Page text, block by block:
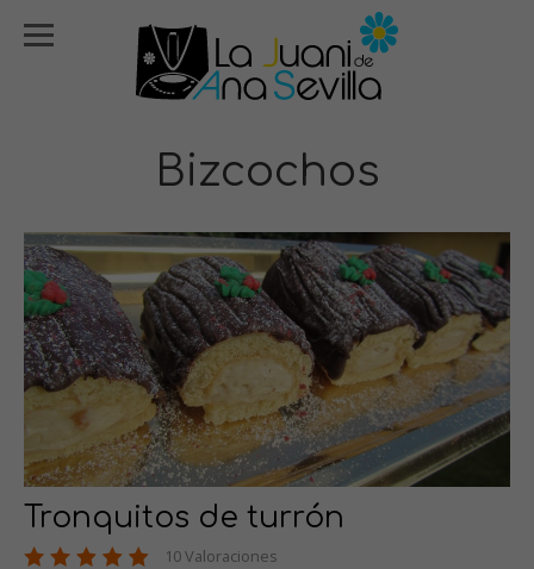
Bizcochos
Tronquitos de turrón
10 Valoraciones